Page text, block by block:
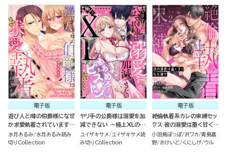
電子版
遊び人と噂の伯爵様になぜ
か求愛執着されています
～絶倫わからセックスでど
ちゅパコ愛を奥まで教え込
水月あるみ 水月あるみ読み
切りCollection
電子版
ヤリ手の公爵様は溺愛を加
減できない ～極上XLのめ
ろめろピストン 今日も明日
も、その先も…～（単話版）
ユイザキサメ
ユイザキサメ読
み切りCollection
電子版
絶倫執着系カレの束縛セッ
クス 彼の溺愛は重く甘く私
を壊す （2）
小田島ぽっぽ 沢ワカ 青島嘉
野 おけいど くにしげ ウル